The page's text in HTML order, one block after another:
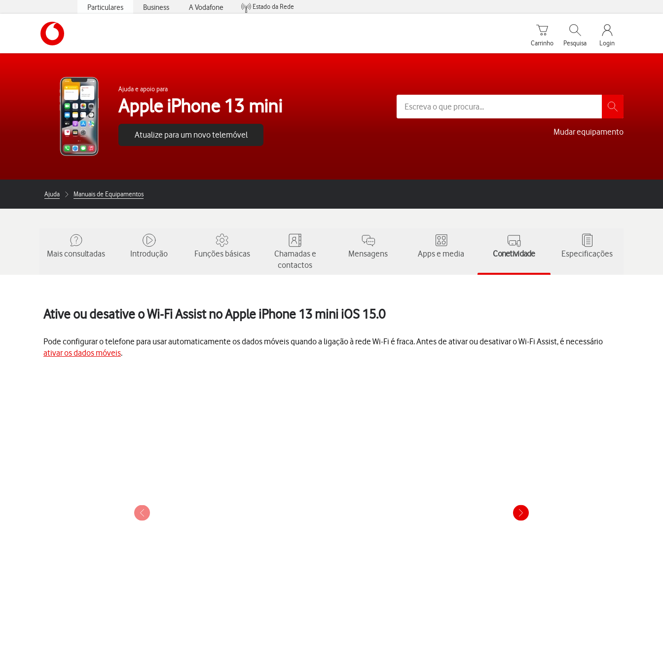
Particulares Business A Vodafone
Estado da Rede
Carrinho de compras
Carrinho
Pesquisar
Pesquisa
My Vodafone
Login
Ajuda e apoio para
Apple iPhone 13 mini
Atualize para um novo telemóvel Mudar equipamento
Ajuda Manuais de Equipamentos
Mais consultadas Introdução Funções básicas
Chamadas e
contactos
Mensagens Apps e media Conetividade Especificações
Ative ou desative o Wi-Fi Assist no Apple iPhone 13 mini iOS 15.0
Pode configurar o telefone para usar automaticamente os dados móveis quando a ligação à rede Wi-Fi é fraca. Antes de ativar ou desativar o Wi-Fi Assist, é necessário
ativar os dados móveis.